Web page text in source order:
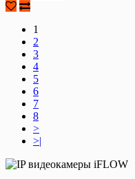
1
2
3
4
5
6
7
8
>
>|